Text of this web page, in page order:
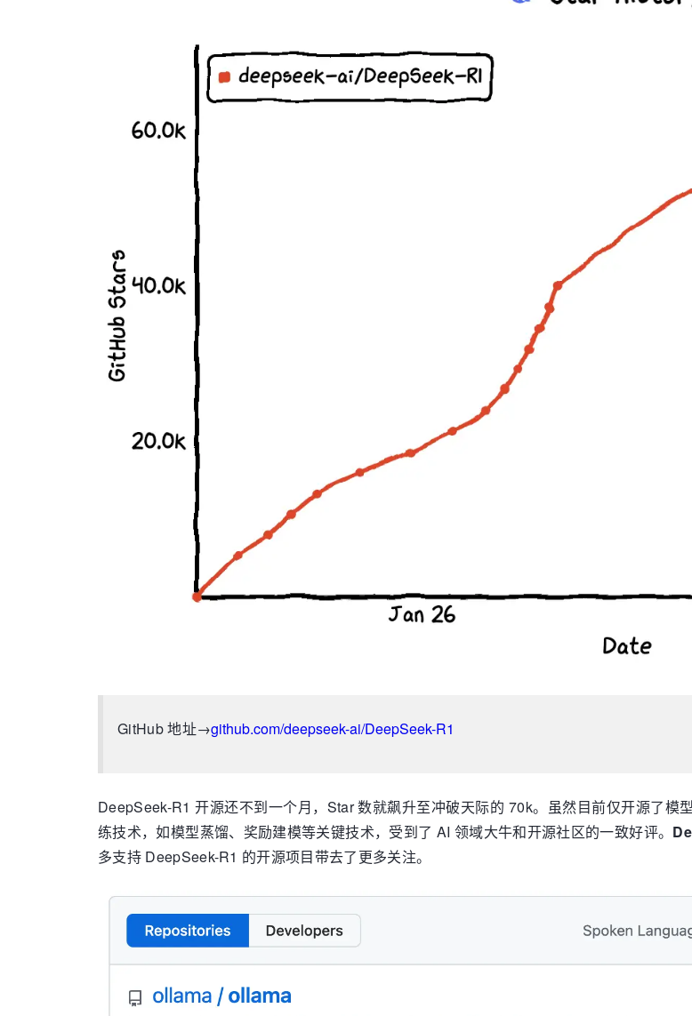
GitHub 地址→github.com/deepseek-ai/DeepSeek-R1
DeepSeek-R1 开源还不到一个月，Star 数就飙升至冲破天际的 70k。虽然目前仅开源了
练技术，如模型蒸馏、奖励建模等关键技术，受到了 AI 领域大牛和开源社区的一致好评。
多支持 DeepSeek-R1 的开源项目带去了更多关注。